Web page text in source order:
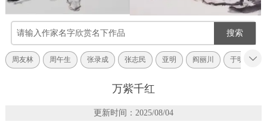
搜索
周友林 周午生 张录成 张志民 亚明 阎丽川 于明诠
万紫千红
更新时间：2025/08/04